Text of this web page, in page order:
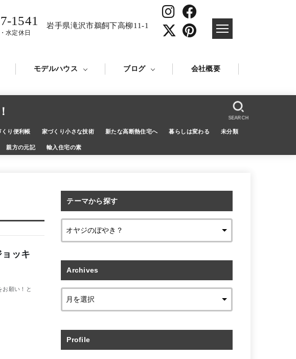
1541
水定休日
岩手県滝沢市鵜飼下高柳11-1
モデルハウス ブログ 会社概要
くり便利帳 家づくり小さな技術 新たな高断熱住宅へ 暮らしは変わる 未分類
親方の元記 輸入住宅の素
SEARCH
ッキ
お願い！と
テーマから探す
Archives
Profile